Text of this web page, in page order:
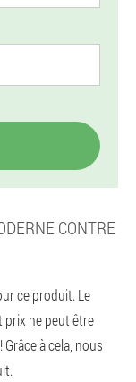
CONTRE
ce produit. Le
prix ne peut être
à cela, nous